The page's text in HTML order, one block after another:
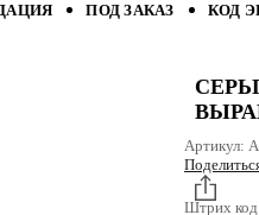
ПОД ЗАКАЗ КОД
Артикул:
Штрих